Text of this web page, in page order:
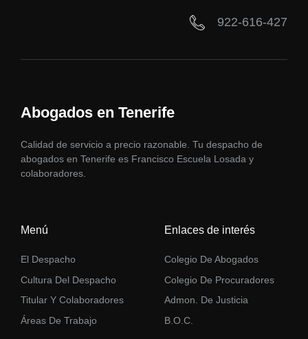
922-616-427
Abogados en Tenerife
Calidad de servicio a precio razonable. Tu despacho de
abogados en Tenerife es Francisco Escuela Losada y
colaboradores.
Menú
El Despacho
Cultura Del Despacho
Titular Y Colaboradores
Áreas De Trabajo
Enlaces de interés
Colegio De Abogados
Colegio De Procuradores
Admon. De Justicia
B.O.C.